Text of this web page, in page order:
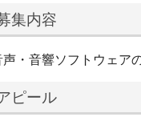
集内容
声・音響ソフトウェア
ピール